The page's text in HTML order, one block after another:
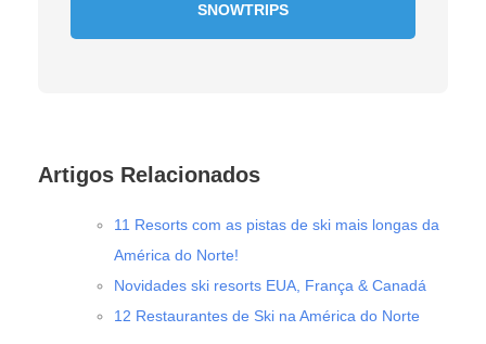
SNOWTRIPS
Artigos Relacionados
11 Resorts com as pistas de ski mais longas da
América do Norte!
Novidades ski resorts EUA, França & Canadá
12 Restaurantes de Ski na América do Norte